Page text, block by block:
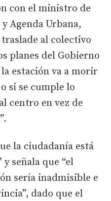
con el ministro de
Agenda Urbana,
al colectivo
planes del Gobierno
estación va a morir
si se cumple lo
centro en vez de
la ciudadanía está
señala que “el
sería inadmisible e
dado que el